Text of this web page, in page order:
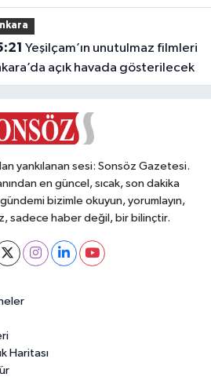
açık havada gösterilecek
yankılanan sesi: Sonsöz Gazetesi.
en güncel, sıcak, son dakika
bizimle okuyun, yorumlayın,
sadece haber değil, bir bilinçtir.
Haritası